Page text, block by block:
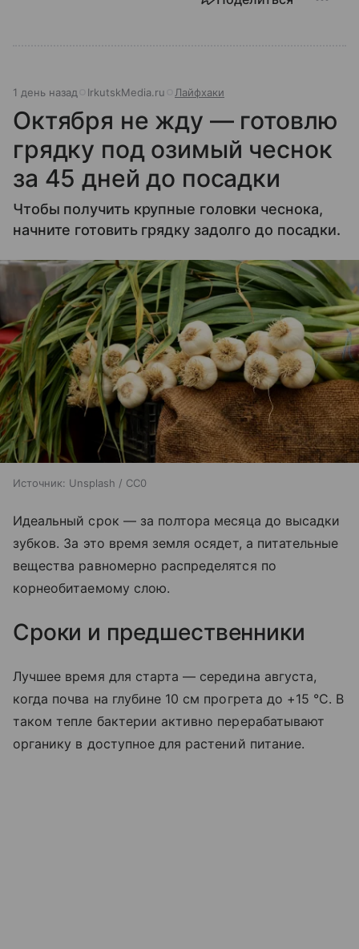
1 день назад IrkutskMedia.ru Лайфхаки
Октября не жду — готовлю
грядку под озимый чеснок
за 45 дней до посадки
Чтобы получить крупные головки чеснока,
начните готовить грядку задолго до посадки.
Источник: Unsplash / CC0
Идеальный срок — за полтора месяца до высадки
зубков. За это время земля осядет, а питательные
вещества равномерно распределятся по
корнеобитаемому слою.
Сроки и предшественники
Лучшее время для старта — середина августа,
когда почва на глубине 10 см прогрета до +15 °C. В
таком тепле бактерии активно перерабатывают
органику в доступное для растений питание.